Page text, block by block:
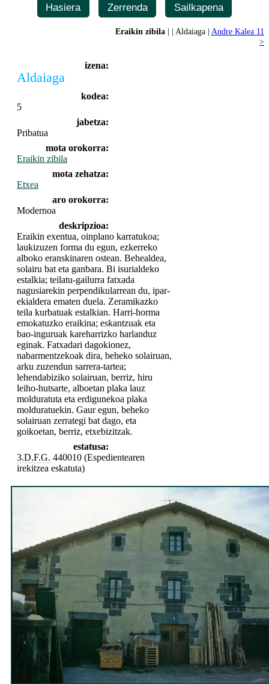
Hasiera Zerrenda Sailkapena
Eraikin zibila | | Aldaiaga | Andre Kalea 11
>
izena:
Aldaiaga
kodea:
5
jabetza:
Pribatua
mota orokorra:
Eraikin zibila
mota zehatza:
Etxea
aro orokorra:
Modernoa
deskripzioa:
Eraikin exentua, oinplano karratukoa;
laukizuzen forma du egun, ezkerreko
alboko eranskinaren ostean. Behealdea,
solairu bat eta ganbara. Bi isurialdeko
estalkia; teilatu-gailurra fatxada
nagusiarekin perpendikularrean du, ipar-
ekialdera ematen duela. Zeramikazko
teila kurbatuak estalkian. Harri-horma
emokatuzko eraikina; eskantzuak eta
bao-inguruak kareharrizko harlanduz
eginak. Fatxadari dagokionez,
nabarmentzekoak dira, beheko solairuan,
arku zuzendun sarrera-tartea;
lehendabiziko solairuan, berriz, hiru
leiho-hutsarte, alboetan plaka lauz
molduratuta eta erdigunekoa plaka
molduratuekin. Gaur egun, beheko
solairuan zerrategi bat dago, eta
goikoetan, berriz, etxebizitzak.
estatusa:
3.D.F.G. 440010 (Espedientearen
irekitzea eskatuta)